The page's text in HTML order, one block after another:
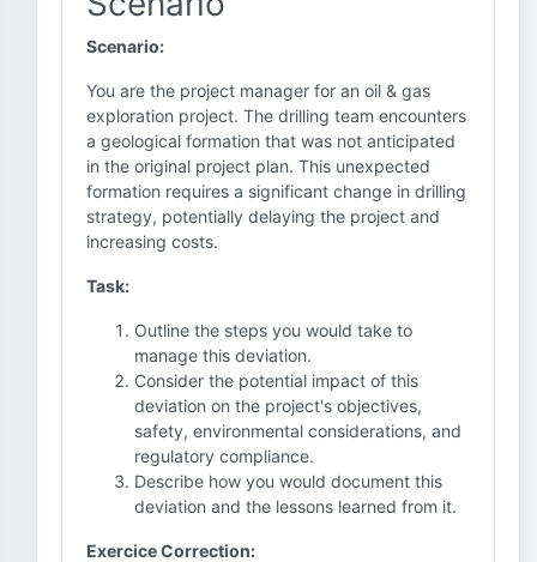
Scenario:
You are the project manager for an oil & gas
exploration project. The drilling team encounters
a geological formation that was not anticipated
in the original project plan. This unexpected
formation requires a significant change in drilling
strategy, potentially delaying the project and
increasing costs.
Task:
Outline the steps you would take to
manage this deviation.
Consider the potential impact of this
deviation on the project's objectives,
safety, environmental considerations, and
regulatory compliance.
Describe how you would document this
deviation and the lessons learned from it.
Exercice Correction: